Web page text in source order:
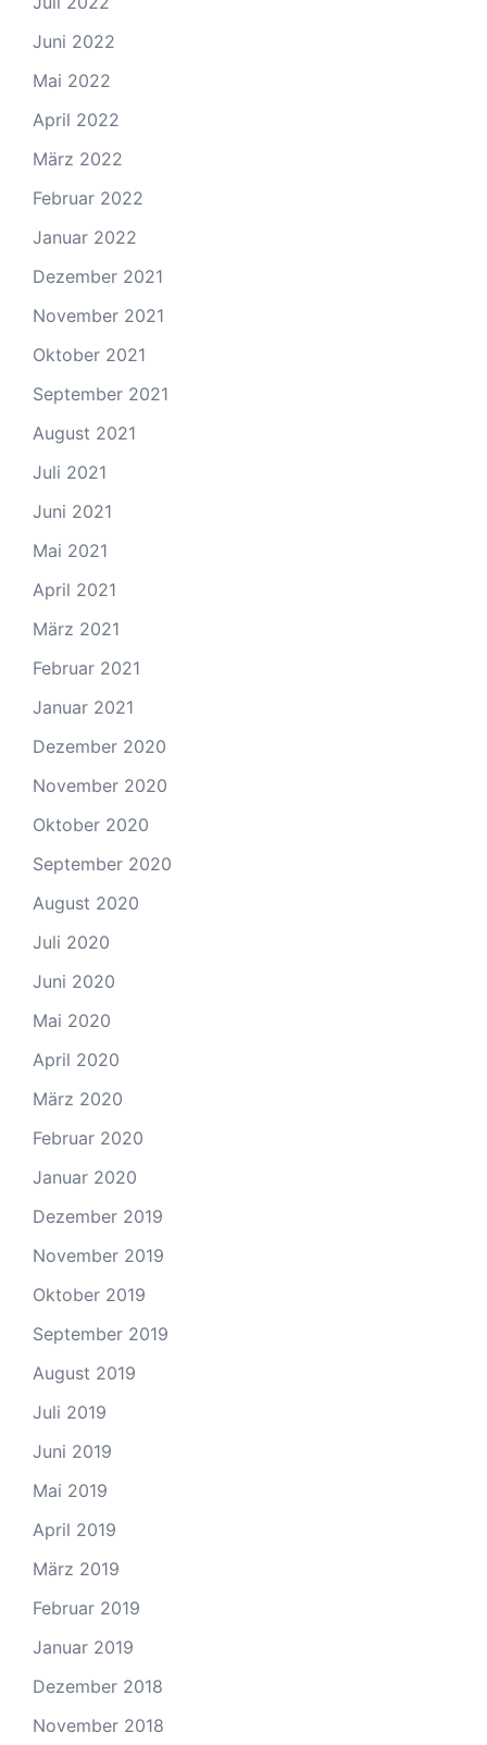
Juni 2022
Mai 2022
April 2022
März 2022
Februar 2022
Januar 2022
Dezember 2021
November 2021
Oktober 2021
September 2021
August 2021
Juli 2021
Juni 2021
Mai 2021
April 2021
März 2021
Februar 2021
Januar 2021
Dezember 2020
November 2020
Oktober 2020
September 2020
August 2020
Juli 2020
Juni 2020
Mai 2020
April 2020
März 2020
Februar 2020
Januar 2020
Dezember 2019
November 2019
Oktober 2019
September 2019
August 2019
Juli 2019
Juni 2019
Mai 2019
April 2019
März 2019
Februar 2019
Januar 2019
Dezember 2018
November 2018